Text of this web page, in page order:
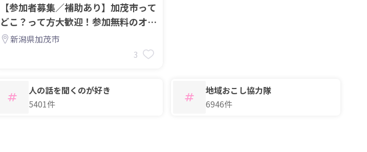
【参加者募集／補助あり】加茂市って
どこ？って方大歓迎！参加無料のオー
ダーメイド移住ツアー
新潟県加茂市
3
人の話を聞くのが好き
5401件
地域おこし協力隊
6946件